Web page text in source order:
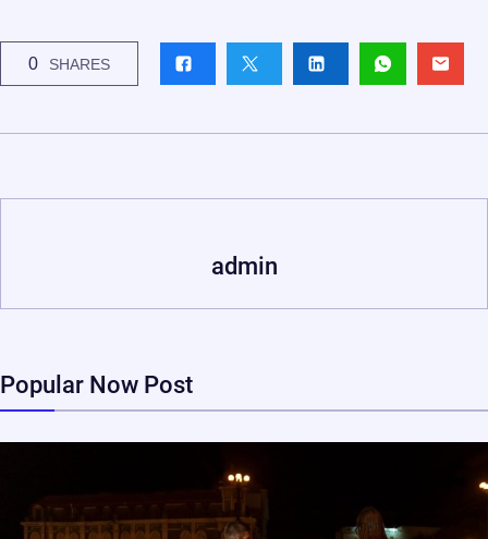
0 SHARES
admin
Popular Now Post